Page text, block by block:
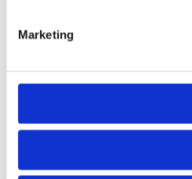
Marketing